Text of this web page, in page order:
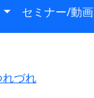
セミナー/動画
づれ